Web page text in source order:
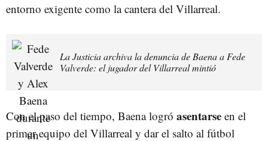
entorno exigente como la cantera del Villarreal.
La Justicia archiva la denuncia de Baena a Fede
Valverde: el jugador del Villarreal mintió
Con el paso del tiempo, Baena logró asentarse en el
primer equipo del Villarreal y dar el salto al fútbol